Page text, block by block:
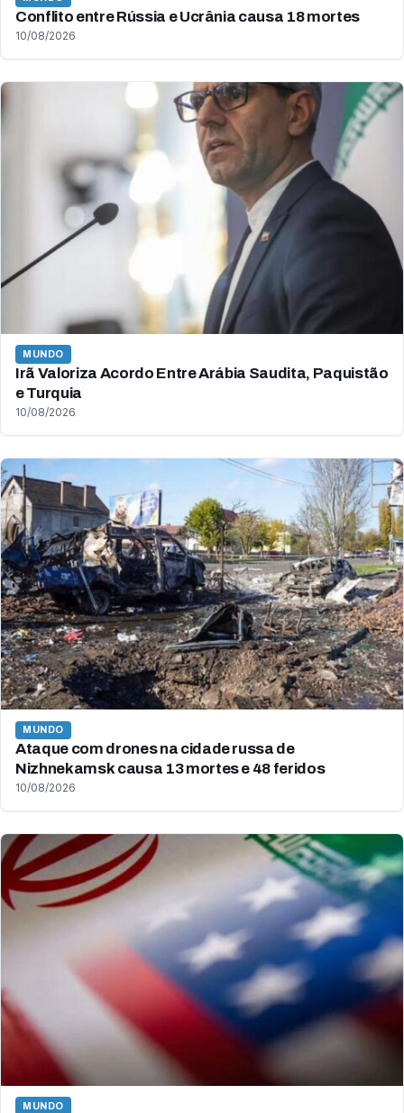
Conflito entre Rússia e Ucrânia causa 18 mortes
10/08/2026
MUNDO
Irã Valoriza Acordo Entre Arábia Saudita, Paquistão
e Turquia
10/08/2026
MUNDO
Ataque com drones na cidade russa de
Nizhnekamsk causa 13 mortes e 48 feridos
10/08/2026
MUNDO